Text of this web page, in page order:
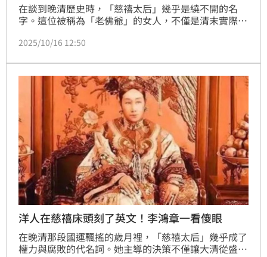
在談到晚清歷史時，「慈禧太后」幾乎是繞不開的名
字。這位被稱為「老佛爺」的女人，不僅是清末實際的
的傳奇人物。她的崛起不僅靠機緣，更源自自身具備的
她的特質勢必讓許多男人折服，甚至成為職場與情場皆
能掌控的女性典範。（記者唐家興）
2025/10/16 12:50
洋人在慈禧床頭刻了英文！李鴻章一看傻眼
在晚清那段國運飄搖的歲月裡，「慈禧太后」幾乎成了
權力與腐敗的代名詞。她主導的決策不僅讓大清從盛世